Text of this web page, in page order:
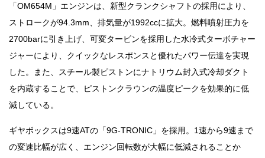
「OM654M」エンジンは、新型クランクシャフトの採用により、
ストロークが94.3mm、排気量が1992ccに拡大。燃料噴射圧力を
2700barに引き上げ、可変タービンを採用した水冷式ターボチャー
ジャーにより、クイックなレスポンスと優れたパワー伝達を実現
した。また、スチール製ピストンにナトリウム封入式冷却ダクト
を内蔵することで、ピストンクラウンの温度ピークを効果的に低
減している。
ギヤボックスは9速ATの「9G-TRONIC」を採用。1速から9速まで
の変速比幅が広く、エンジン回転数が大幅に低減されることか